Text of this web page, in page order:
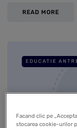
READ MORE
EDUCATIE
Facand clic pe
stocarea cookie-urilor